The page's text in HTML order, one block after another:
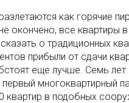
как горячие
окончено, все квартиры
о традиционных
прибыли от сдачи
еще лучше. Семь лет
многоквартирный
квартир в подобных